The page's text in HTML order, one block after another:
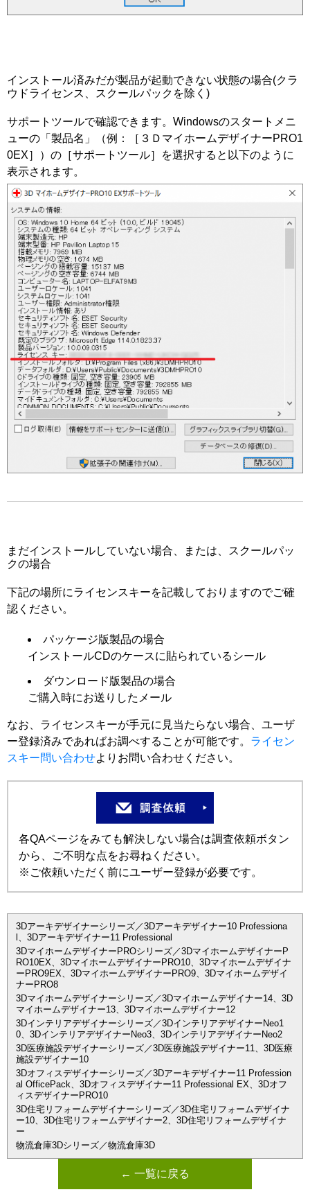
インストール済みだが製品が起動できない状態の場合(クラ
ウドライセンス、スクールパックを除く)
サポートツールで確認できます。Windowsのスタートメニ
ューの「製品名」（例：［３ＤマイホームデザイナーPRO1
0EX］）の［サポートツール］を選択すると以下のように
表示されます。
まだインストールしていない場合、または、スクールパッ
クの場合
下記の場所にライセンスキーを記載しておりますのでご確
認ください。
パッケージ版製品の場合
インストールCDのケースに貼られているシール
ダウンロード版製品の場合
ご購入時にお送りしたメール
なお、ライセンスキーが手元に見当たらない場合、ユーザ
ー登録済みであればお調べすることが可能です。 ライセン
スキー問い合わせよりお問い合わせください。
各QAページをみても解決しない場合は調査依頼ボタン
から、ご不明な点をお尋ねください。
※ご依頼いただく前にユーザー登録が必要です。
3Dアーキデザイナーシリーズ／3Dアーキデザイナー10 Professiona
l、3Dアーキデザイナー11 Professional
3DマイホームデザイナーPROシリーズ／3DマイホームデザイナーP
RO10EX、3DマイホームデザイナーPRO10、3Dマイホームデザイナ
ーPRO9EX、3DマイホームデザイナーPRO9、3Dマイホームデザイ
ナーPRO8
3Dマイホームデザイナーシリーズ／3Dマイホームデザイナー14、3D
マイホームデザイナー13、3Dマイホームデザイナー12
3Dインテリアデザイナーシリーズ／3DインテリアデザイナーNeo1
0、3DインテリアデザイナーNeo3、3DインテリアデザイナーNeo2
3D医療施設デザイナーシリーズ／3D医療施設デザイナー11、3D医療
施設デザイナー10
3Dオフィスデザイナーシリーズ／3Dアーキデザイナー11 Profession
al OfficePack、3Dオフィスデザイナー11 Professional EX、3Dオフ
ィスデザイナーPRO10
3D住宅リフォームデザイナーシリーズ／3D住宅リフォームデザイナ
ー10、3D住宅リフォームデザイナー2、3D住宅リフォームデザイナ
ー
物流倉庫3Dシリーズ／物流倉庫3D
← 一覧に戻る